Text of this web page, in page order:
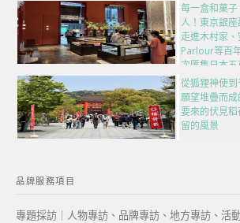
每一盒和菓
人！東京銀
走進木村家
Parlour等百
次匯集日本
從狐狸神使
願望堆疊而
要來的伏見
留的風景
品牌服務項目
專題採訪｜人物專訪、品牌專訪、地方專訪、活